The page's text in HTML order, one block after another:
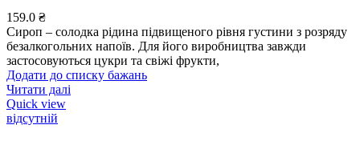
159.0 ₴
Сироп – солодка рідина підвищеного рівня густини з розряду
безалкогольних напоїв. Для його виробництва завжди
застосовуються цукри та свіжі фрукти,
Додати до списку бажань
Читати далі
Quick view
відсутній